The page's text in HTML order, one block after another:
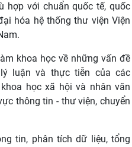
hợp với chuẩn quốc tế, quốc
hóa hệ thống thư viện Viện
khoa học về những vấn đề
luận và thực tiễn của các
học xã hội và nhân văn
thông tin - thư viện, chuyển
tin, phân tích dữ liệu, tổng